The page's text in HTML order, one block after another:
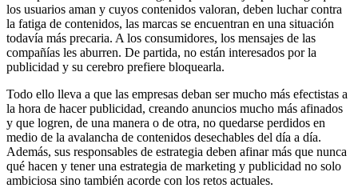
los usuarios aman y cuyos contenidos valoran, deben luchar contra
la fatiga de contenidos, las marcas se encuentran en una situación
todavía más precaria. A los consumidores, los mensajes de las
compañías les aburren. De partida, no están interesados por la
publicidad y su cerebro prefiere bloquearla.
Todo ello lleva a que las empresas deban ser mucho más efectistas a
la hora de hacer publicidad, creando anuncios mucho más afinados
y que logren, de una manera o de otra, no quedarse perdidos en
medio de la avalancha de contenidos desechables del día a día.
Además, sus responsables de estrategia deben afinar más que nunca
qué hacen y tener una estrategia de marketing y publicidad no solo
ambiciosa sino también acorde con los retos actuales.